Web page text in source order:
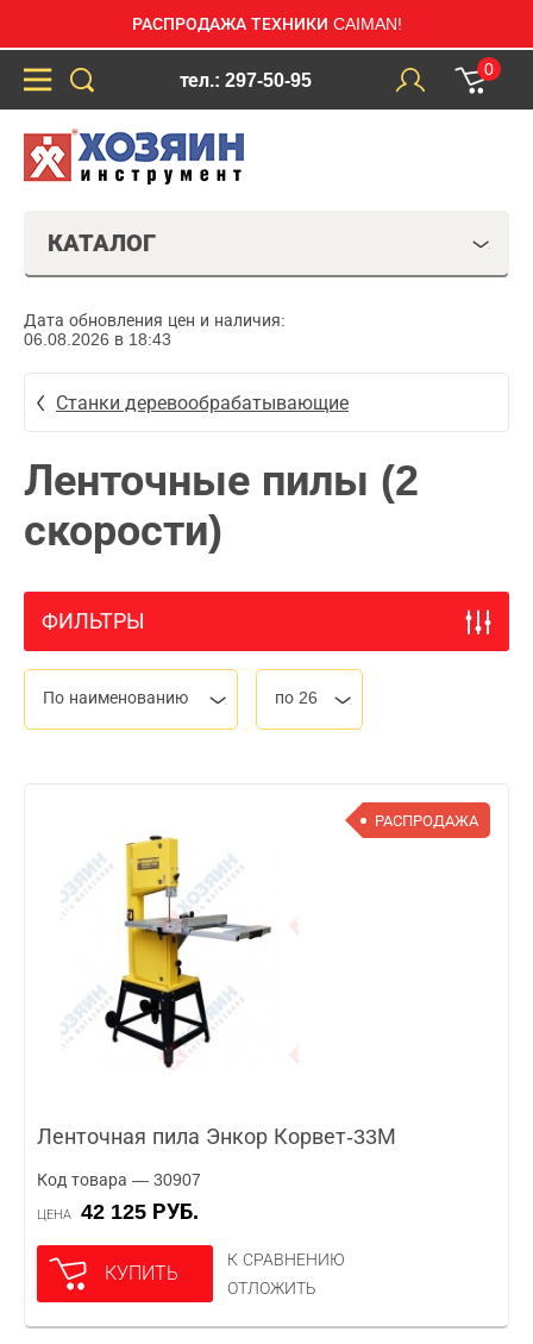
РАСПРОДАЖА ТЕХНИКИ CAIMAN!
тел.: 297-50-95
0
КАТАЛОГ
Дата обновления цен и наличия:
06.08.2026 в 18:43
Станки деревообрабатывающие
Ленточные пилы (2
скорости)
ФИЛЬТРЫ
По наименованию по 26
РАСПРОДАЖА
Ленточная пила Энкор Корвет-33М
Код товара — 30907
ЦЕНА 42 125 РУБ.
КУПИТЬ
К СРАВНЕНИЮ
ОТЛОЖИТЬ